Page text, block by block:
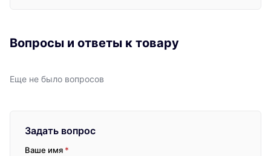
Вопросы и ответы к товару
Еще не было вопросов
Задать вопрос
Ваше имя *